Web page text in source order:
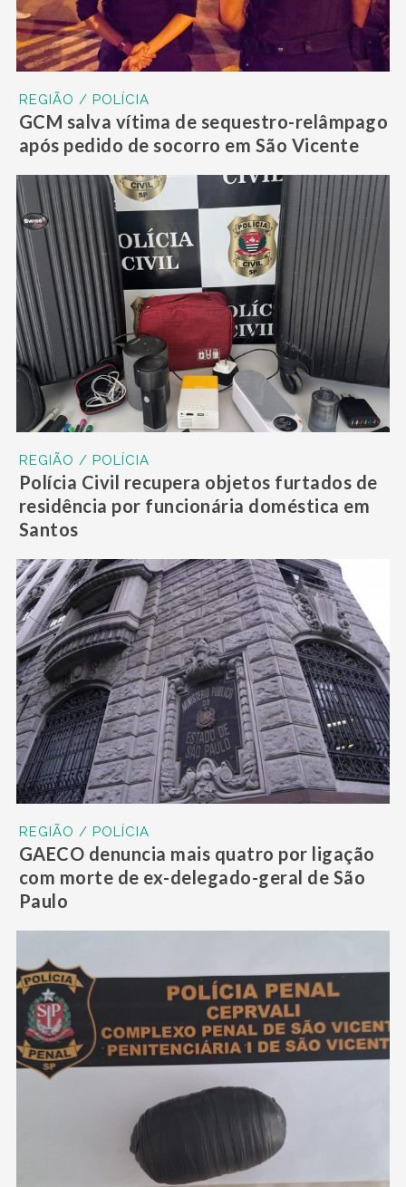
REGIÃO / POLÍCIA
GCM salva vítima de sequestro-relâmpago
após pedido de socorro em São Vicente
REGIÃO / POLÍCIA
Polícia Civil recupera objetos furtados de
residência por funcionária doméstica em
Santos
REGIÃO / POLÍCIA
GAECO denuncia mais quatro por ligação
com morte de ex-delegado-geral de São
Paulo